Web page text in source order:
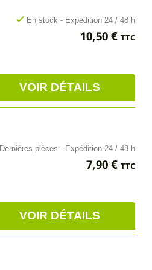
check En stock - Expédition 24 / 48 h
Prix
10,50 € TTC
VOIR DÉTAILS
Dernières pièces - Expédition 24 / 48 h
Prix
7,90 € TTC
VOIR DÉTAILS